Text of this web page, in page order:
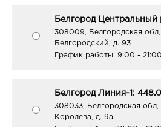
Белгород
308009, Белгородская
Белгородский, д. 93
График работы: 9:00 - 21:00
Белгород Линия-1:
308033, Белгородская обл,
Королева, д. 9а